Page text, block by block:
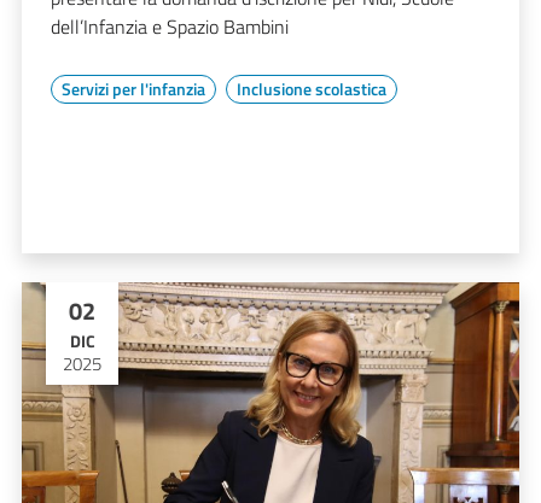
dell’Infanzia e Spazio Bambini
Servizi per l'infanzia Inclusione scolastica
02
DIC
2025